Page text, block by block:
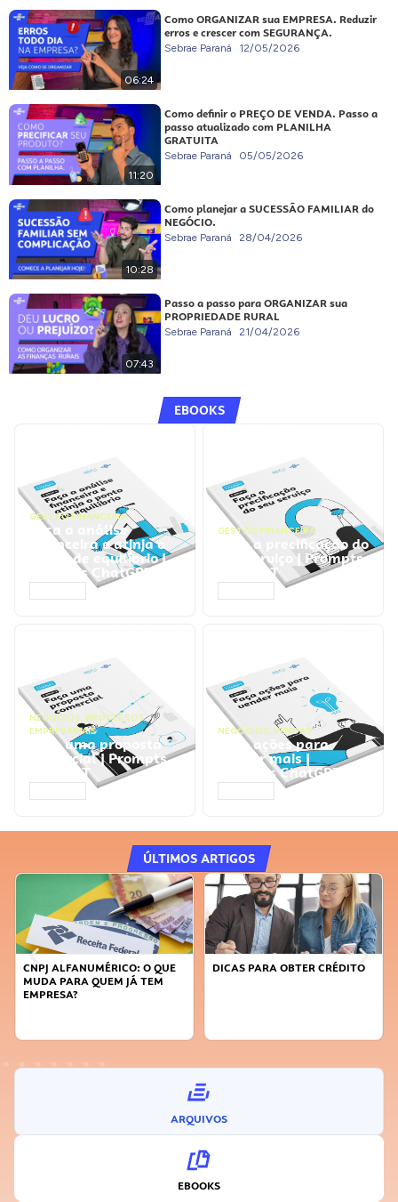
06:24
Como ORGANIZAR sua EMPRESA. Reduzir
erros e crescer com SEGURANÇA.
Sebrae Paraná 12/05/2026
11:20
Como definir o PREÇO DE VENDA. Passo a
passo atualizado com PLANILHA
GRATUITA
Sebrae Paraná 05/05/2026
10:28
Como planejar a SUCESSÃO FAMILIAR do
NEGÓCIO.
Sebrae Paraná 28/04/2026
07:43
Passo a passo para ORGANIZAR sua
PROPRIEDADE RURAL
Sebrae Paraná 21/04/2026
EBOOKS
GESTÃO FINANCEIRA
Faça a análise
financeira e atinja o
ponto de equilíbrio |
Prompts ChatGPT
GESTÃO FINANCEIRA
Faça a precificação do
seu serviço | Prompts
ChatGPT
NEGÓCIOS, PROCESSOS
EMPRESARIAIS
Faça uma proposta
comercial | Prompts
ChatGPT
NEGÓCIOS, VENDAS
Faça ações para
vender mais |
Prompts ChatGPT
ÚLTIMOS ARTIGOS
CNPJ ALFANUMÉRICO: O QUE
MUDA PARA QUEM JÁ TEM
EMPRESA?
DICAS PARA OBTER CRÉDITO
ARQUIVOS
EBOOKS